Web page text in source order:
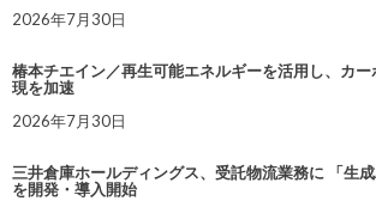
2026年7月30日
椿本チエイン／再生可能エネルギーを活用し、カ
現を加速
2026年7月30日
三井倉庫ホールディングス、受託物流業務に 「生成
を開発・導入開始